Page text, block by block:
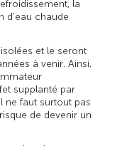
la
d'eau chaude
et le seront
à venir. Ainsi,
supplanté par
ne faut surtout pas
de devenir un